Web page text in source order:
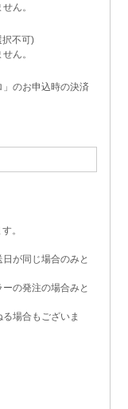
ん。
不可)
ん。
のお申込時の決済
。
が同じ場合のみと
の発注の場合みと
場合もございま